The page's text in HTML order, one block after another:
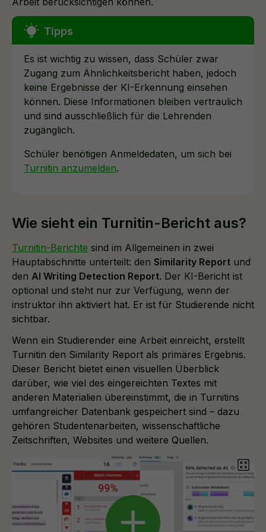
Es ist wichtig zu wissen, dass Schüler zwar
Zugang zum Ähnlichkeitsbericht haben, jedoch
keine Ergebnisse der KI-Erkennung einsehen
können. Diese Informationen bleiben vertraulich
und sind ausschließlich für die Lehrenden
zugänglich.
Schüler benötigen Anmeldedaten, um sich bei
Turnitin anzumelden.
Wie sieht ein Turnitin-Bericht aus?
Turnitin-Berichte sind im Allgemeinen in zwei
Hauptabschnitte unterteilt: den Similarity Report und
den AI Writing Detection Report. Der KI-Bericht ist
optional und steht nur zur Verfügung, wenn der
instruktor ihn aktiviert hat. Er ist für Studierende nicht
sichtbar.
Wenn ein Studierender eine Arbeit einreicht, erstellt
Turnitin den Similarity Report als primäres Ergebnis.
Dieser Bericht bietet einen visuellen Überblick
darüber, wie viel des eingereichten Textes mit
anderen Materialien übereinstimmt, die in Turnitins
umfangreicher Datenbank gespeichert sind – dazu
gehören Studentenarbeiten, wissenschaftliche
Zeitschriften, Websites und weitere Quellen.